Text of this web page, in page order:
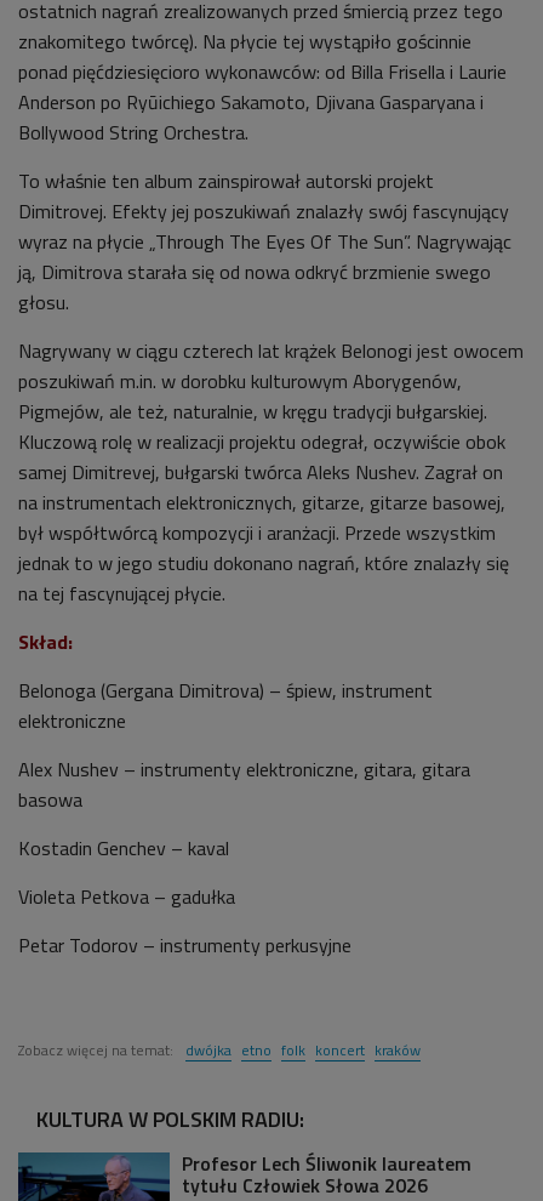
ostatnich nagrań zrealizowanych przed śmiercią przez tego
znakomitego twórcę). Na płycie tej wystąpiło gościnnie
ponad pięćdziesięcioro wykonawców: od Billa Frisella i Laurie
Anderson po Ryūichiego Sakamoto, Djivana Gasparyana i
Bollywood String Orchestra.
To właśnie ten album zainspirował autorski projekt
Dimitrovej. Efekty jej poszukiwań znalazły swój fascynujący
wyraz na płycie „Through The Eyes Of The Sun”. Nagrywając
ją, Dimitrova starała się od nowa odkryć brzmienie swego
głosu.
Nagrywany w ciągu czterech lat krążek Belonogi jest owocem
poszukiwań m.in. w dorobku kulturowym Aborygenów,
Pigmejów, ale też, naturalnie, w kręgu tradycji bułgarskiej.
Kluczową rolę w realizacji projektu odegrał, oczywiście obok
samej Dimitrevej, bułgarski twórca Aleks Nushev. Zagrał on
na instrumentach elektronicznych, gitarze, gitarze basowej,
był współtwórcą kompozycji i aranżacji. Przede wszystkim
jednak to w jego studiu dokonano nagrań, które znalazły się
na tej fascynującej płycie.
Skład:
Belonoga (Gergana Dimitrova) – śpiew, instrument
elektroniczne
Alex Nushev – instrumenty elektroniczne, gitara, gitara
basowa
Kostadin Genchev – kaval
Violeta Petkova – gadułka
Petar Todorov – instrumenty perkusyjne
Zobacz więcej na temat: dwójka etno folk koncert kraków
KULTURA W POLSKIM RADIU:
Profesor Lech Śliwonik laureatem
tytułu Człowiek Słowa 2026